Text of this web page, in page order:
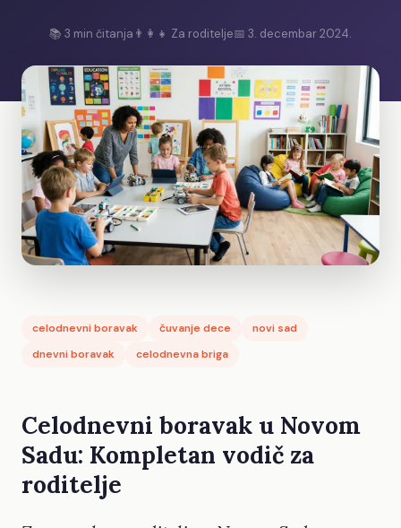
📚 3 min čitanja 👨‍👩‍👧 Za roditelje📅 3. decembar 2024.
celodnevni boravak čuvanje dece
novi sad
dnevni boravak
celodnevna briga
Celodnevni boravak u Novom
Sadu: Kompletan vodič za
roditelje